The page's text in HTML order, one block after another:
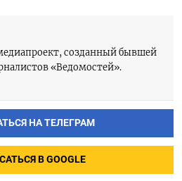
созданный бывшей
«Ведомостей».
НА ТЕЛЕГРАМ
В GOOGLE